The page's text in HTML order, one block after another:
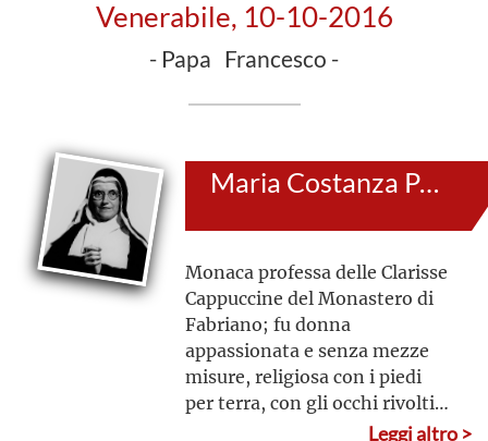
Venerabile, 10-10-2016
- Papa Francesco -
Maria Costanza Panas (al secolo: Agnese Pacifica)
Monaca professa delle Clarisse
Cappuccine del Monastero di
Fabriano; fu donna
appassionata e senza mezze
misure, religiosa con i piedi
per terra, con gli occhi rivolti
al cielo, ma con le mani nella
Leggi altro >